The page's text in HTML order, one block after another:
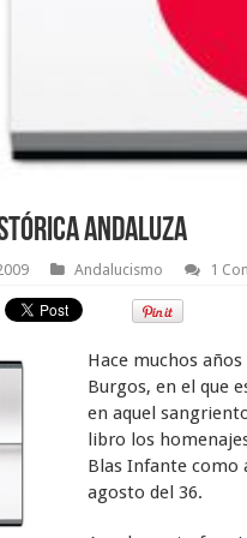
andaluza
Andalucismo 1
Hace muchos
Burgos, en el que
en aquel
libro los
Blas Infante como
agosto del 36.